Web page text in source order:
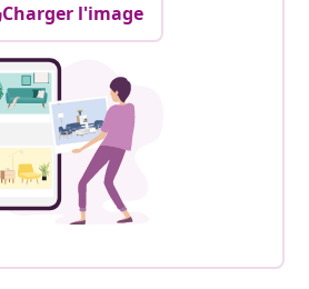
Charger l'image